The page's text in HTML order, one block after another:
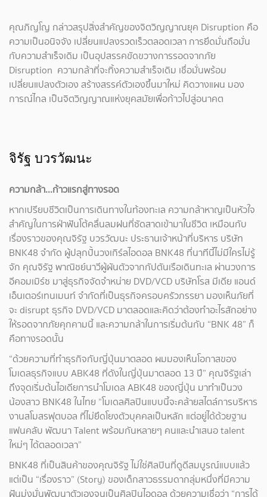
คุณภิญโญ กล่าวสรุปสิ่งสำคัญของจิตวิญญาณยุค Disruption คือ
ความเป็นอนิจจัง เปลี่ยนแปลงรวดเร็วตลอดเวลา การยึดมั่นถือมั่น
กับความสำเร็จเดิม เป็นอุปสรรคขัดขวางการรอดจากภัย
Disruption ความกล้าที่จะทิ้งความสำเร็จเดิม เชื่อมั่นพร้อม
เปลี่ยนแปลงตัวเอง สร้างสรรค์ตัวเองขึ้นมาใหม่ คิดวางแผน มอง
การณ์ไกล เป็นจิตวิญญาณแห่งยุคสมัยเพื่อก้าวไปสู่อนาคต
จิรัฐ บวรวัฒนะ
ความกล้า...ก้าวแรกสู่ทางรอด
หากเปรียบชีวิตเป็นการเดินทางในท้องทะเล ความกล้าหาญเป็นหัวใจ
สำคัญในการฝ่าฟันโต้คลื่นลมฝนที่ซัดสาดเข้ามาในชีวิต เหมือนกับ
เรื่องราวของคุณจิรัฐ บวรวัฒนะ ประธานเจ้าหน้าที่บริหาร บริษัท
BNK48 จำกัด ผู้ปลุกปั้นวงเกิร์ลไอดอล BNK48 ที่นาทีนี้ไม่มีใครไม่รู้
จัก คุณจิรัฐ พาณิชย์นาวีผู้ผันตัวจากกัปตันเรือเดินทะเล ผ่านวงการ
อีคอมเมิร์ซ มาสู่ธุรกิจจัดจำหน่าย DVD/VCD บริษัทโรส มีเดีย แอนด์
เอ็นเตอร์เทนเมนท์ จำกัดที่เป็นธุรกิจครอบครัวภรรยา มองเห็นภัยที่
จะ disrupt ธุรกิจ DVD/VCD มาตลอดและคิดว่าต้องทำอะไรสักอย่าง
ให้รอดจากภัยคุกคามนี้ และความกล้าในการเริ่มต้นกับ “BNK 48” ก็
คือทางรอดนั้น
“ด้วยความที่ทำธุรกิจกับญี่ปุ่นมาตลอด ผมมองเห็นโอกาสของ
โมเดลธุรกิจแบบ ABK48 ที่ดังในญี่ปุ่นมาตลอด 13 ปี” คุณจิรัฐเล่า
ถึงจุดเริ่มต้นไอเดียการนำโมเดล ABK48 ของญี่ปุ่น มาทำเป็นวง
น้องสาว BNK48 ในไทย “โมเดลศิลปินแบบนี้จะคล้ายสไตล์การบริหาร
งานสโมสรฟุตบอล ที่ไม่ยึดโยงตัวบุคคลเป็นหลัก แต่อยู่ได้ด้วยฐาน
แฟนคลับ พัฒนา Talent พร้อมกันหลายๆ คนและนำเสนอ talent
ใหม่ๆ ได้ตลอดเวลา”
BNK48 ที่เป็นสินค้าของคุณจิรัฐ ไม่ใช่ศิลปินที่ดูดีสมบูรณ์แบบแล้ว
แต่เป็น “เรื่องราว” (Story) ของเด็กสาวธรรมดากลุ่มหนึ่งที่มีความ
ฝันมุ่งมั่นพัฒนาตัวเองจนเป็นศิลปินไอดอล ด้วยความเชื่อว่า “การได้